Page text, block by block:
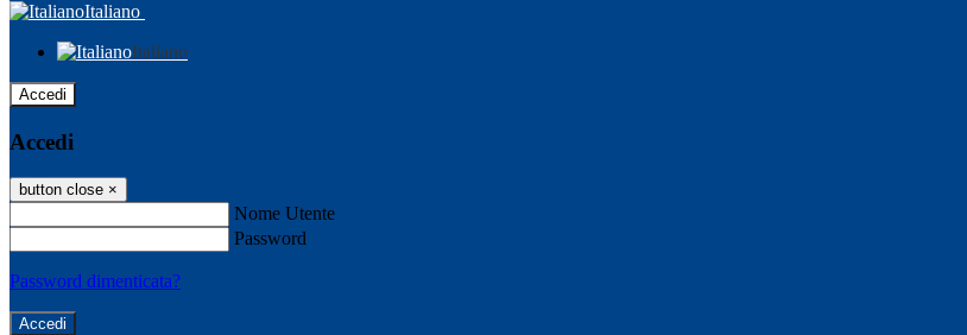
Italiano
Italiano
Accedi
Accedi
button close ×
Nome Utente
Password
Password dimenticata?